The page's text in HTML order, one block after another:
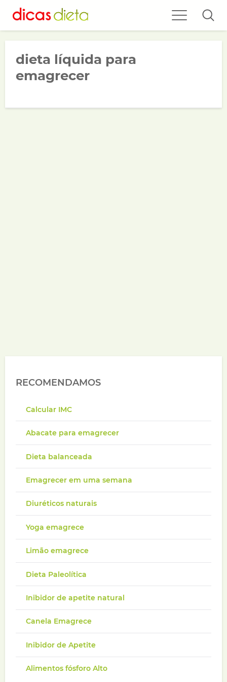
dieta líquida para
emagrecer
RECOMENDAMOS
Calcular IMC
Abacate para emagrecer
Dieta balanceada
Emagrecer em uma semana
Diuréticos naturais
Yoga emagrece
Limão emagrece
Dieta Paleolítica
Inibidor de apetite natural
Canela Emagrece
Inibidor de Apetite
Alimentos fósforo Alto